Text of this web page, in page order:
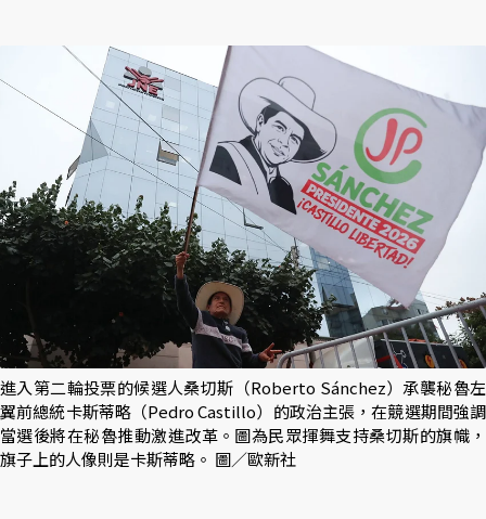
進入第二輪投票的候選人桑切斯（Roberto Sánchez）承襲秘魯左
翼前總統卡斯蒂略（Pedro Castillo）的政治主張，在競選期間強調
當選後將在秘魯推動激進改革。圖為民眾揮舞支持桑切斯的旗幟，
旗子上的人像則是卡斯蒂略。 圖／歐新社